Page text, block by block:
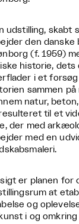
udstilling,
den danske
(f. 1959)
historie, dets
i et
sammen
natur,
til et
der med
med en
sigt er planen for
at
og
i og